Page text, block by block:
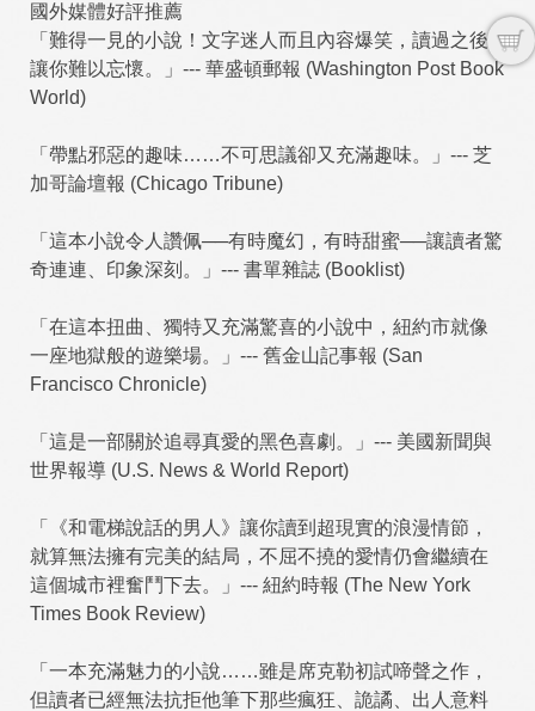
國外媒體好評推薦
「難得一見的小說！文字迷人而且內容爆笑，讀過之後
讓你難以忘懷。」--- 華盛頓郵報 (Washington Post Book
World)
「帶點邪惡的趣味……不可思議卻又充滿趣味。」--- 芝
加哥論壇報 (Chicago Tribune)
「這本小說令人讚佩──有時魔幻，有時甜蜜──讓讀者驚
奇連連、印象深刻。」--- 書單雜誌 (Booklist)
「在這本扭曲、獨特又充滿驚喜的小說中，紐約市就像
一座地獄般的遊樂場。」--- 舊金山記事報 (San
Francisco Chronicle)
「這是一部關於追尋真愛的黑色喜劇。」--- 美國新聞與
世界報導 (U.S. News & World Report)
「《和電梯說話的男人》讓你讀到超現實的浪漫情節，
就算無法擁有完美的結局，不屈不撓的愛情仍會繼續在
這個城市裡奮鬥下去。」--- 紐約時報 (The New York
Times Book Review)
「一本充滿魅力的小說……雖是席克勒初試啼聲之作，
但讀者已經無法抗拒他筆下那些瘋狂、詭譎、出人意料